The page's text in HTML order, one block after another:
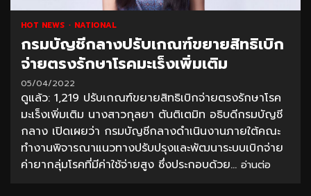
HOT NEWS NATIONAL
กรมบัญชีกลางปรับเกณฑ์ขยายสิทธิเบิก
จ่ายตรงรักษาโรคมะเร็งเพิ่มเติม
05/04/2022
ดูแล้ว: 1,219 ปรับเกณฑ์ขยายสิทธิเบิกจ่ายตรงรักษาโรค
มะเร็งเพิ่มเติม นางสาวกุลยา ตันติเตมิท อธิบดีกรมบัญชี
กลาง เปิดเผยว่า กรมบัญชีกลางดำเนินงานภายใต้คณะ
ทำงานพิจารณาแนวทางปรับปรุงและพัฒนาระบบเบิกจ่าย
ค่ายากลุ่มโรคที่มีค่าใช้จ่ายสูง ซึ่งประกอบด้วย... อ่านต่อ